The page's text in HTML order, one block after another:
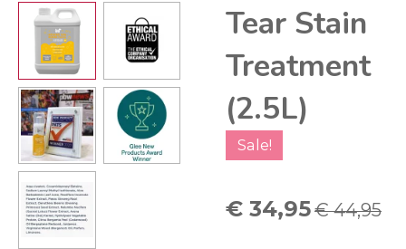
Tear Stain
Treatment
(2.5L)
Sale!
€ 34,95€ 44,95